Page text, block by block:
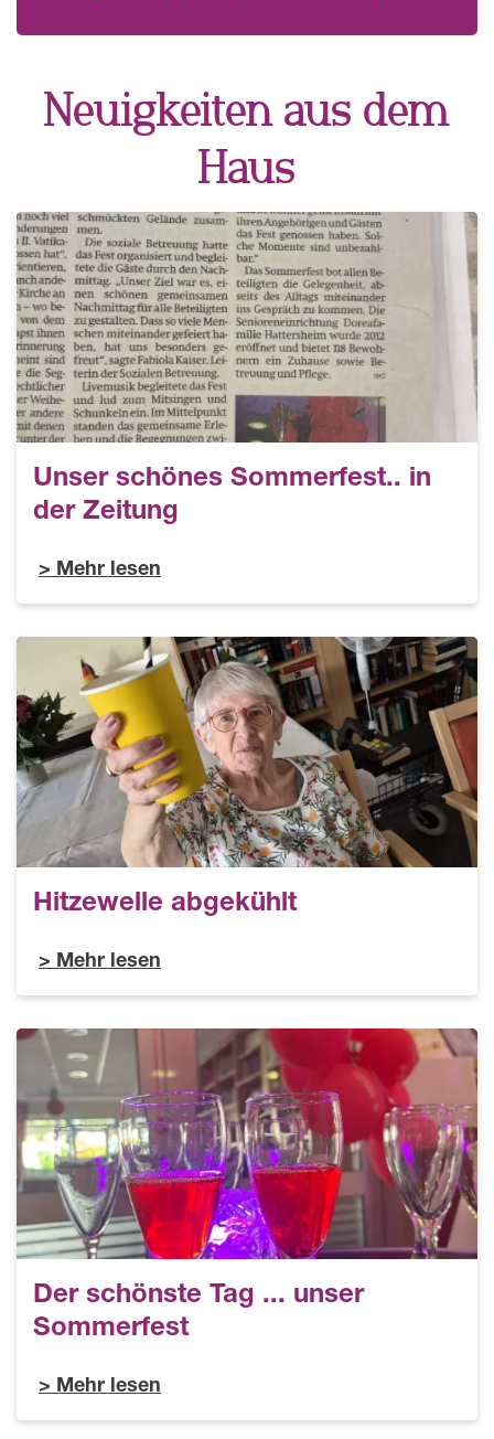
Neuigkeiten aus dem
Haus
Unser schönes Sommerfest.. in
der Zeitung
Mehr lesen
Hitzewelle abgekühlt
Mehr lesen
Der schönste Tag ... unser
Sommerfest
Mehr lesen